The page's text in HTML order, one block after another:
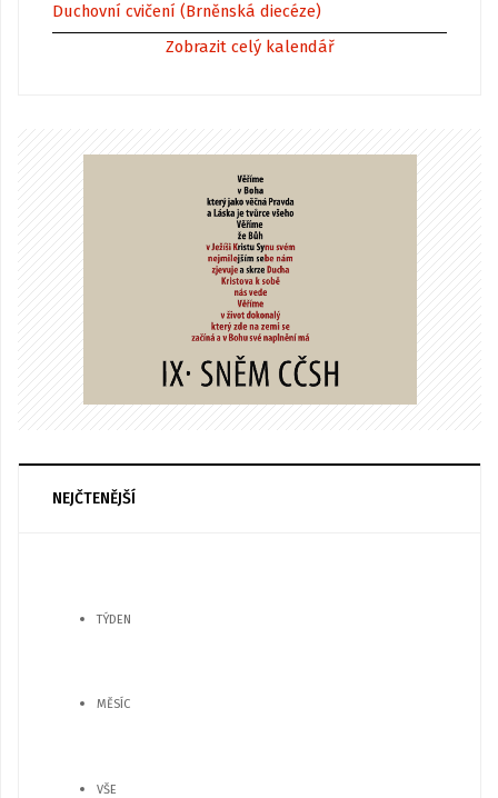
Duchovní cvičení (Brněnská diecéze)
Zobrazit celý kalendář
NEJČTENĚJŠÍ
TÝDEN
MĚSÍC
VŠE